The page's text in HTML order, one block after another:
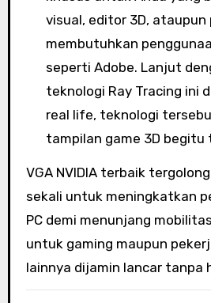
visual, editor 3D, ataupun
membutuhkan
seperti Adobe. Lanjut
teknologi Ray Tracing ini
real life, teknologi
tampilan game 3D begitu
VGA NVIDIA terbaik
sekali untuk meningkatkan
PC demi menunjang
untuk gaming maupun
lainnya dijamin lancar tanpa